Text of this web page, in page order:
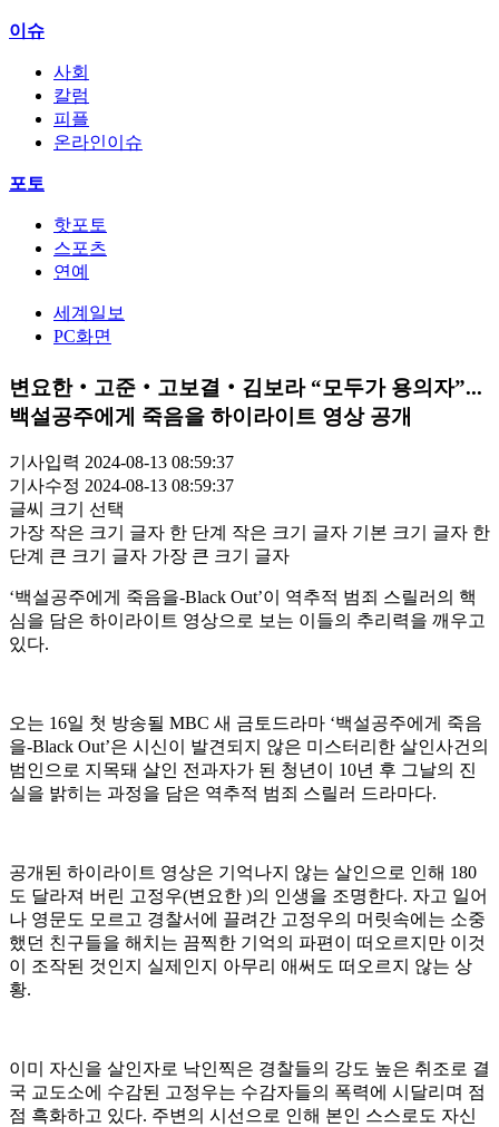
이슈
사회
칼럼
피플
온라인이슈
포토
핫포토
스포츠
연예
세계일보
PC화면
변요한‧고준‧고보결‧김보라 “모두가 용의자”...
백설공주에게 죽음을 하이라이트 영상 공개
기사입력 2024-08-13 08:59:37
기사수정 2024-08-13 08:59:37
글씨 크기 선택
가장 작은 크기 글자 한 단계 작은 크기 글자 기본 크기 글자 한
단계 큰 크기 글자 가장 큰 크기 글자
‘백설공주에게 죽음을-Black Out’이 역추적 범죄 스릴러의 핵
심을 담은 하이라이트 영상으로 보는 이들의 추리력을 깨우고
있다.
오는 16일 첫 방송될 MBC 새 금토드라마 ‘백설공주에게 죽음
을-Black Out’은 시신이 발견되지 않은 미스터리한 살인사건의
범인으로 지목돼 살인 전과자가 된 청년이 10년 후 그날의 진
실을 밝히는 과정을 담은 역추적 범죄 스릴러 드라마다.
공개된 하이라이트 영상은 기억나지 않는 살인으로 인해 180
도 달라져 버린 고정우(변요한 )의 인생을 조명한다. 자고 일어
나 영문도 모르고 경찰서에 끌려간 고정우의 머릿속에는 소중
했던 친구들을 해치는 끔찍한 기억의 파편이 떠오르지만 이것
이 조작된 것인지 실제인지 아무리 애써도 떠오르지 않는 상
황.
이미 자신을 살인자로 낙인찍은 경찰들의 강도 높은 취조로 결
국 교도소에 수감된 고정우는 수감자들의 폭력에 시달리며 점
점 흑화하고 있다. 주변의 시선으로 인해 본인 스스로도 자신